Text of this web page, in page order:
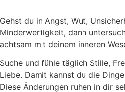
Gehst du in Angst, Wut,
Minderwertigkeit, dann
achtsam mit deinem inneren
Suche und fühle täglich Stille,
Liebe. Damit kannst du die
Diese Änderungen ruhen in dir